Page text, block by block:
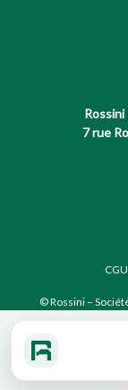
7 rue
CGU
© Rossini –